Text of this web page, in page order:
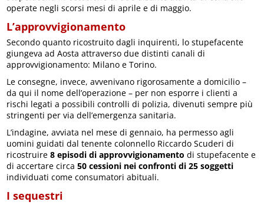
operate negli scorsi mesi di aprile e di maggio.
L’approvvigionamento
Secondo quanto ricostruito dagli inquirenti, lo stupefacente
giungeva ad Aosta attraverso due distinti canali di
approvvigionamento: Milano e Torino.
Le consegne, invece, avvenivano rigorosamente a domicilio –
da qui il nome dell’operazione – per non esporre i clienti a
rischi legati a possibili controlli di polizia, divenuti sempre più
stringenti per via dell’emergenza sanitaria.
L’indagine, avviata nel mese di gennaio, ha permesso agli
uomini guidati dal tenente colonnello Riccardo Scuderi di
ricostruire8 episodi di approvvigionamentodi stupefacente e
di accertare circa50 cessioni nei confronti di 25 soggetti
individuati come consumatori abituali.
I sequestri